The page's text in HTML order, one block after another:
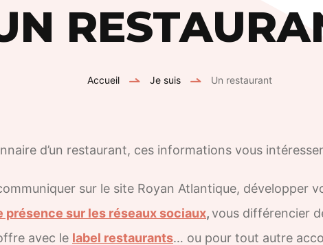
Accueil Je suis Un restaurant
d’un restaurant, ces informations vous
sur le site Royan Atlantique, développer
sur les réseaux sociaux,vous différencier
avec le label restaurants… ou pour tout autre